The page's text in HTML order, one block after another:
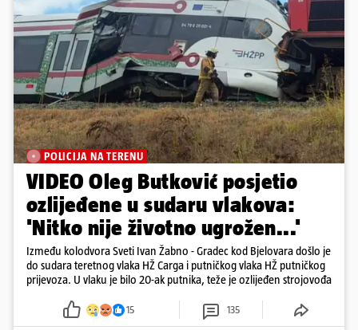
POLICIJA NA TERENU
VIDEO Oleg Butković posjetio
ozlijeđene u sudaru vlakova:
'Nitko nije životno ugrožen...'
Između kolodvora Sveti Ivan Žabno - Gradec kod Bjelovara došlo je
do sudara teretnog vlaka HŽ Carga i putničkog vlaka HŽ putničkog
prijevoza. U vlaku je bilo 20-ak putnika, teže je ozlijeđen strojovođa
15 135